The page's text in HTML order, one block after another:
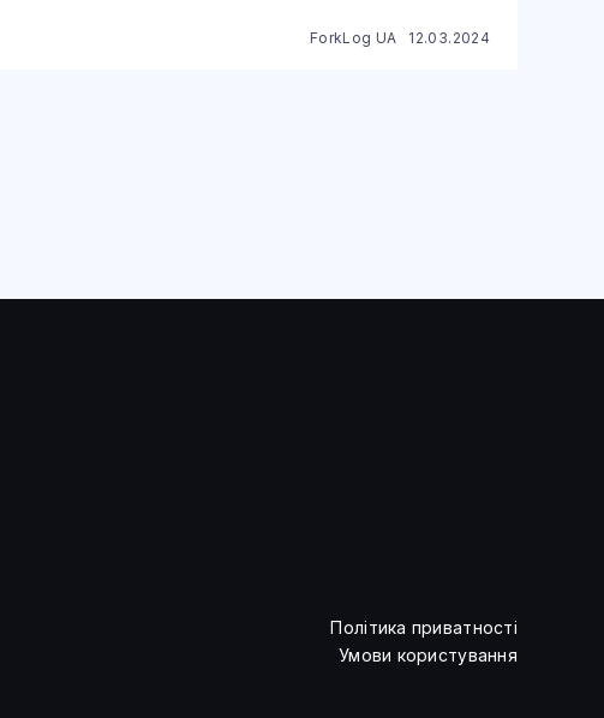
ForkLog UA 12.03.2024
Політика приватності
Умови користування